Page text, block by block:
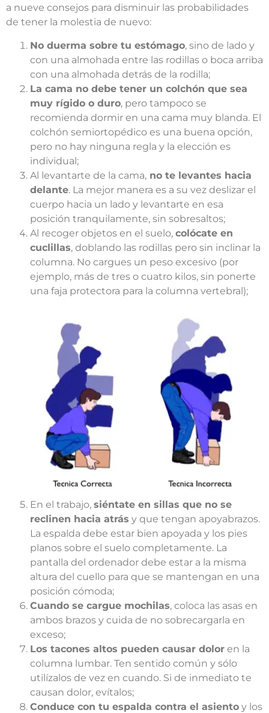
a nueve consejos para disminuir las probabilidades
de tener la molestia de nuevo:
No duerma sobre tu estómago, sino de lado y
con una almohada entre las rodillas o boca arriba
con una almohada detrás de la rodilla;
La cama no debe tener un colchón que sea
muy rígido o duro, pero tampoco se
recomienda dormir en una cama muy blanda. El
colchón semiortopédico es una buena opción,
pero no hay ninguna regla y la elección es
individual;
Al levantarte de la cama, no te levantes hacia
delante. La mejor manera es a su vez deslizar el
cuerpo hacia un lado y levantarte en esa
posición tranquilamente, sin sobresaltos;
Al recoger objetos en el suelo, colócate en
cuclillas, doblando las rodillas pero sin inclinar la
columna. No cargues un peso excesivo (por
ejemplo, más de tres o cuatro kilos, sin ponerte
una faja protectora para la columna vertebral);
En el trabajo, siéntate en sillas que no se
reclinen hacia atrás y que tengan apoyabrazos.
La espalda debe estar bien apoyada y los pies
planos sobre el suelo completamente. La
pantalla del ordenador debe estar a la misma
altura del cuello para que se mantengan en una
posición cómoda;
Cuando se cargue mochilas, coloca las asas en
ambos brazos y cuida de no sobrecargarla en
exceso;
Los tacones altos pueden causar dolor en la
columna lumbar. Ten sentido común y sólo
utilízalos de vez en cuando. Si de inmediato te
causan dolor, evítalos;
Conduce con tu espalda contra el asiento y los